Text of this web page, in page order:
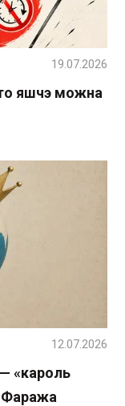
яшчэ можна
19.07.2026
«кароль
Фаража
12.07.2026